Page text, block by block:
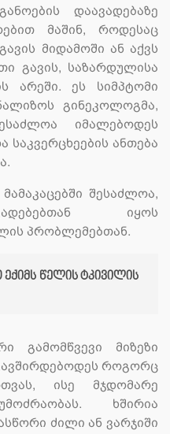
დაავადებაზე
მაშინ, როდესაც
მიდამოში ან აქვს
გავის, საზარდულისა
არეში. ეს სიმპტომი
გინეკოლოგმა,
იმალებოდეს
ანთება
შესაძლოა,
იყოს
პრობლემებთან.
წელის ტკივილის
გამომწვევი მიზეზი
როგორც
ისე მჯდომარე
ხშირია
ძილი ან ვარჯიში